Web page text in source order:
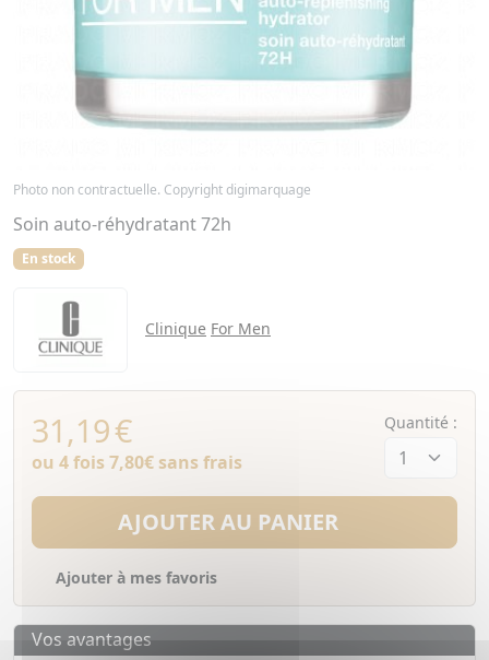
Photo non contractuelle. Copyright digimarquage
Soin auto-réhydratant 72h
En stock
Clinique For Men
31,19€
ou 4 fois7,80€ sans frais
Quantité :
AJOUTER AU PANIER
Ajouter à mes favoris
Vos avantages